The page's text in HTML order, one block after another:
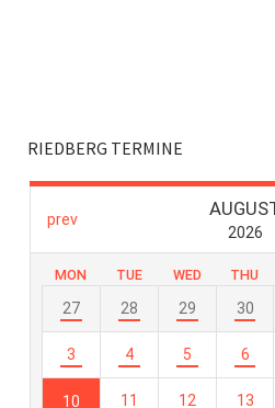
RIEDBERG TERMINE